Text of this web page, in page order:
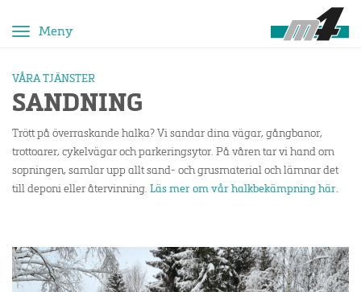
Toggle
VÅRA TJÄNSTER
SANDNING
Trött på överraskande halka? Vi sandar dina vägar, gångbanor,
trottoarer, cykelvägar och parkeringsytor. På våren tar vi hand om
sopningen, samlar upp allt sand- och grusmaterial och lämnar det
till deponi eller återvinning. Läs mer om vår halkbekämpning här.